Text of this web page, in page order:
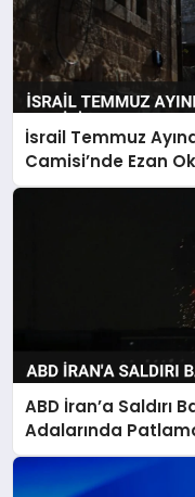
İsrail Temmuz
Camisi’nde Ezan
ABD İran’a Saldırı
Adalarında